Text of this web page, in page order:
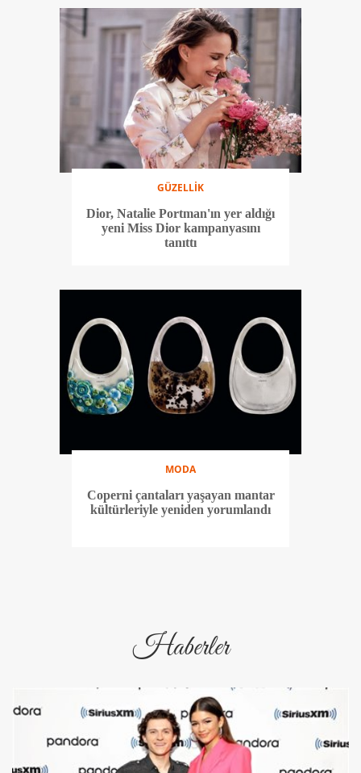
GÜZELLİK
Dior, Natalie Portman'ın yer aldığı
yeni Miss Dior kampanyasını
tanıttı
MODA
Coperni çantaları yaşayan mantar
kültürleriyle yeniden yorumlandı
Haberler